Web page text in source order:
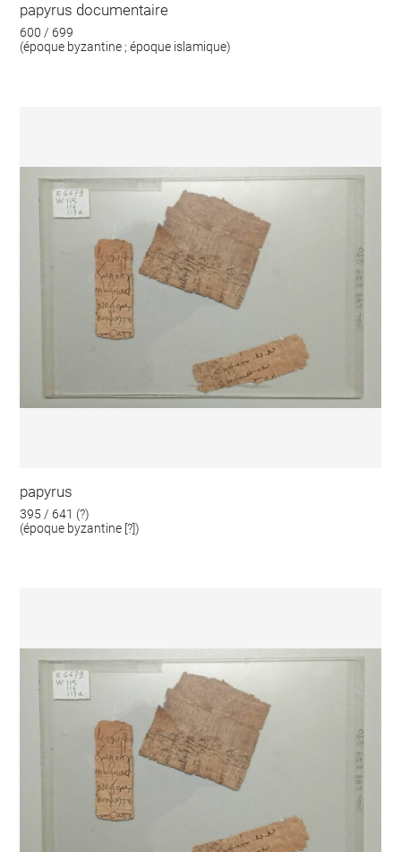
papyrus documentaire
600 / 699
(époque byzantine ; époque islamique)
papyrus
395 / 641 (?)
(époque byzantine [?])